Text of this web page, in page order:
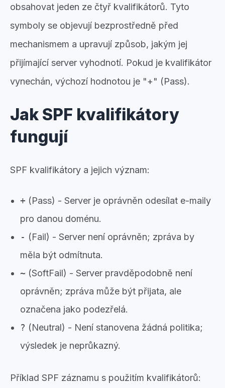
obsahovat jeden ze čtyř kvalifikátorů. Tyto
symboly se objevují bezprostředně před
mechanismem a upravují způsob, jakým jej
přijímající server vyhodnotí. Pokud je kvalifikátor
vynechán, výchozí hodnotou je "+" (Pass).
Jak SPF kvalifikátory
fungují
SPF kvalifikátory a jejich význam:
+ (Pass) - Server je oprávněn odesílat e-maily
pro danou doménu.
- (Fail) - Server není oprávněn; zpráva by
měla být odmítnuta.
~ (SoftFail) - Server pravděpodobně není
oprávněn; zpráva může být přijata, ale
označena jako podezřelá.
? (Neutral) - Není stanovena žádná politika;
výsledek je neprůkazný.
Příklad SPF záznamu s použitím kvalifikátorů: